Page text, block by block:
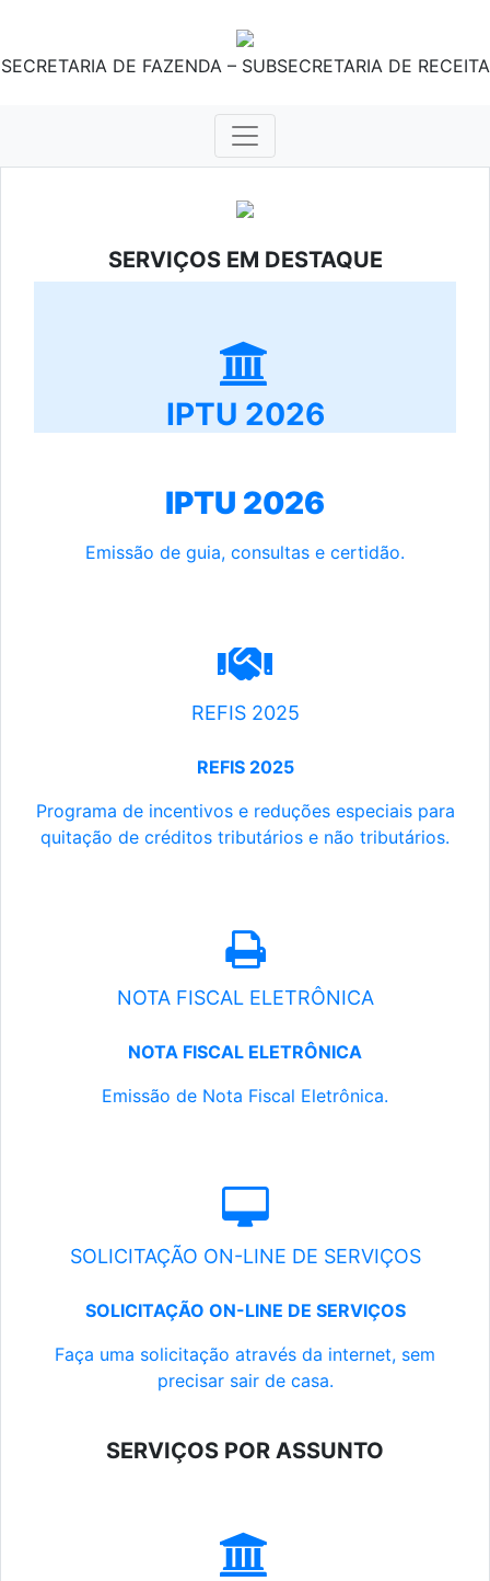
SECRETARIA DE FAZENDA – SUBSECRETARIA DE RECEITA
SERVIÇOS EM DESTAQUE
IPTU 2026
IPTU 2026
Emissão de guia, consultas e certidão.
REFIS 2025
REFIS 2025
Programa de incentivos e reduções especiais para
quitação de créditos tributários e não tributários.
NOTA FISCAL ELETRÔNICA
NOTA FISCAL ELETRÔNICA
Emissão de Nota Fiscal Eletrônica.
SOLICITAÇÃO ON-LINE DE SERVIÇOS
SOLICITAÇÃO ON-LINE DE SERVIÇOS
Faça uma solicitação através da internet, sem
precisar sair de casa.
SERVIÇOS POR ASSUNTO